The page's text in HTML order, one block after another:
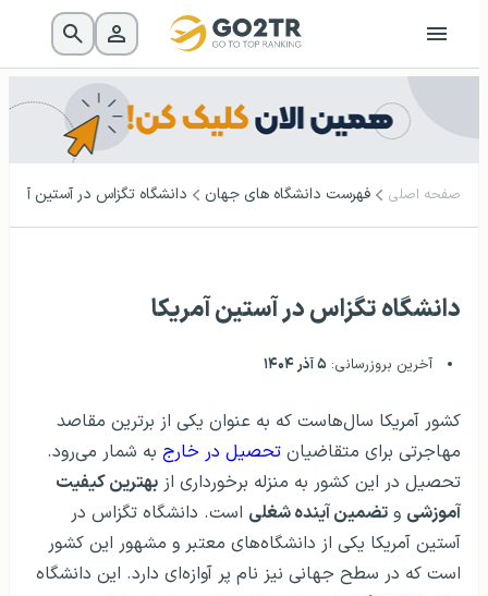
صفحه اصلی فهرست دانشگاه‌ های جهان دانشگاه تگزاس در آستین
دانشگاه تگزاس در آستین آمریکا
آخرین بروزرسانی: ۵ آذر ۱۴۰۴
کشور آمریکا سال‌هاست که به عنوان یکی از برترین مقاصد
مهاجرتی برای متقاضیان تحصیل در خارج به شمار می‌رود.
تحصیل در این کشور به منزله برخورداری از بهترین کیفیت
آموزشی و تضمین آینده شغلی است. دانشگاه تگزاس در
آستین آمریکا یکی از دانشگاه‌های معتبر و مشهور این کشور
است که در سطح جهانی نیز نام پر آوازه‌ای دارد. این دانشگاه